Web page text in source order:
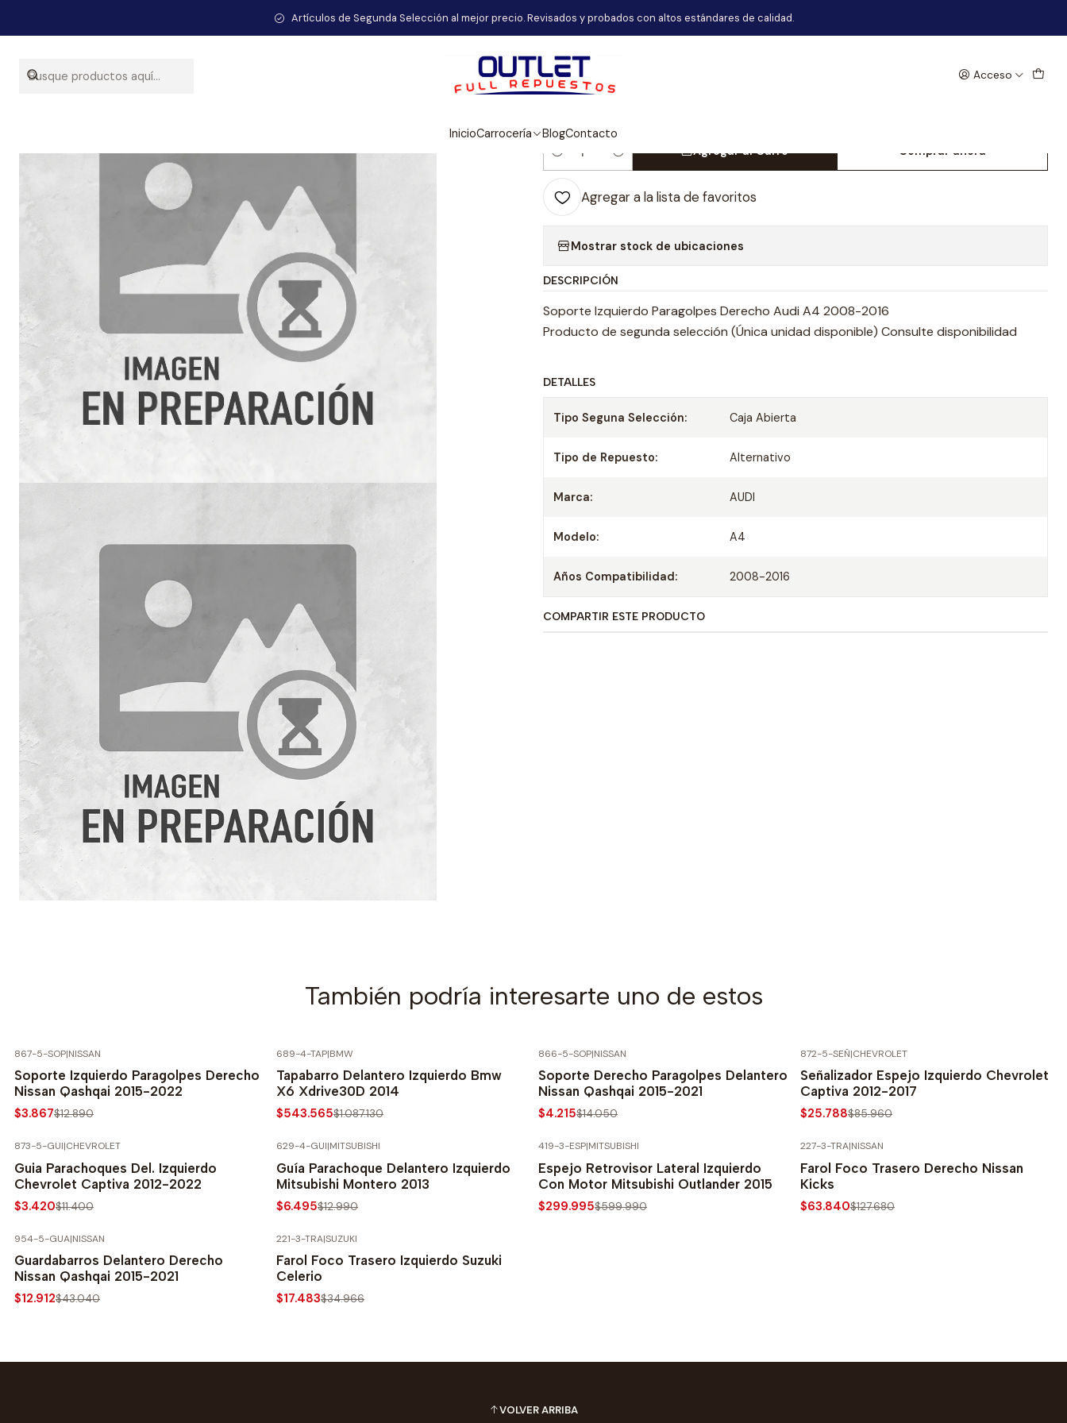
Acceso
InicioCarrocería BlogContacto
Artículos de Segunda Selección al mejor precio. Revisados y probados con altos estándares de calidad.
Inicio Carrocería Soporte Izquierdo Paragolpes Derecho Audi A4 2008-2016
|
Soporte Izquierdo Paragolpes Derecho Audi
Cantidad
Agregar al Carro Comprar ahora
Agregar a la lista de favoritos
Mostrar stock de ubicaciones
DESCRIPCIÓN
Soporte Izquierdo Paragolpes Derecho Audi A4 2008-2016
Producto de segunda selección (Única unidad disponible) Consulte disponibilidad
DETALLES
Tipo Seguna Selección: Caja Abierta
Tipo de Repuesto: Alternativo
Marca: AUDI
Modelo: A4
Años Compatibilidad: 2008-2016
COMPARTIR ESTE PRODUCTO
También podría interesarte uno de estos
867-5-SOP|NISSAN
Soporte Izquierdo Paragolpes Derecho
Nissan Qashqai 2015-2022
$3.867$12.890
689-4-TAP|BMW
Tapabarro Delantero Izquierdo Bmw
X6 Xdrive30D 2014
$543.565$1.087.130
866-5-SOP|NISSAN
Soporte Derecho Paragolpes Delantero
Nissan Qashqai 2015-2021
$4.215$14.050
872-5-SEÑ|CHEVROLET
Señalizador Espejo Izquierdo Chevrolet
Captiva 2012-2017
$25.788$85.960
873-5-GUI|CHEVROLET
Guia Parachoques Del. Izquierdo
Chevrolet Captiva 2012-2022
$3.420$11.400
629-4-GUI|MITSUBISHI
Guía Parachoque Delantero Izquierdo
Mitsubishi Montero 2013
$6.495$12.990
419-3-ESP|MITSUBISHI
Espejo Retrovisor Lateral Izquierdo
Con Motor Mitsubishi Outlander 2015
$299.995$599.990
227-3-TRA|NISSAN
Farol Foco Trasero Derecho Nissan
Kicks
$63.840$127.680
954-5-GUA|NISSAN
Guardabarros Delantero Derecho
Nissan Qashqai 2015-2021
$12.912$43.040
221-3-TRA|SUZUKI
Farol Foco Trasero Izquierdo Suzuki
Celerio
$17.483$34.966
VOLVER ARRIBA